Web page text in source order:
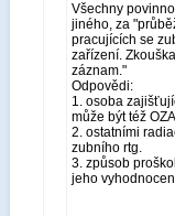
Všechny
jiného, za
pracujících se
zařízení.
záznam."
Odpovědi:
1. osoba
může být též
2. ostatními
zubního rtg.
3. způsob
jeho